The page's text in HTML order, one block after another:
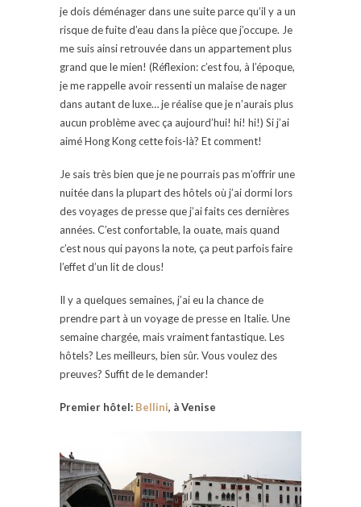
je dois déménager dans une suite parce qu’il y a un
risque de fuite d’eau dans la pièce que j’occupe. Je
me suis ainsi retrouvée dans un appartement plus
grand que le mien! (Réflexion: c’est fou, à l’époque,
je me rappelle avoir ressenti un malaise de nager
dans autant de luxe… je réalise que je n’aurais plus
aucun problème avec ça aujourd’hui! hi! hi!) Si j’ai
aimé Hong Kong cette fois-là? Et comment!
Je sais très bien que je ne pourrais pas m’offrir une
nuitée dans la plupart des hôtels où j’ai dormi lors
des voyages de presse que j’ai faits ces dernières
années. C’est confortable, la ouate, mais quand
c’est nous qui payons la note, ça peut parfois faire
l’effet d’un lit de clous!
Il y a quelques semaines, j’ai eu la chance de
prendre part à un voyage de presse en Italie. Une
semaine chargée, mais vraiment fantastique. Les
hôtels? Les meilleurs, bien sûr. Vous voulez des
preuves? Suffit de le demander!
Premier hôtel: Bellini, à Venise